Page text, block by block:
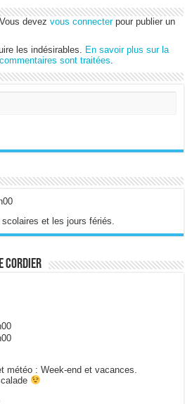
Vous devezvous connecterpour publier un
les indésirables.
En savoir plus sur la
sont traitées
et les jours fériés.
Cordier
météo : Week-end et vacances.